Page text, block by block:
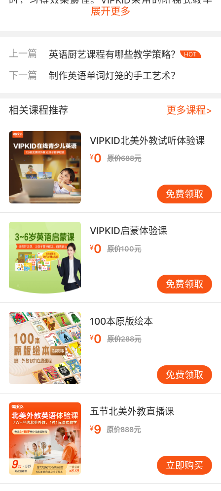
法，将复杂语法分解为200+个微知识点，每个知
录""科技发展报告"等差异化语境，帮助学生建立
（my/mine混淆）、不规则动词（lie/lay误
用）、条件句（if从句时态处理）三类知识点错误
率超过65%。VIPKID自主研发的"错误模式分析
系统"发现，这些失误多源于母语负迁移和机械记
忆。例如"I have done my homework"常被写
成"I have did my homework"，反映出学生对动
词原形还原规则的理解缺失。
针对该现象，VIPKID创新推出"三维纠错法"：通
过动画演示语法规则的形成过程（如动词过去式
演变史），设计"语法诊所"游戏让学生互相诊断
病句，建立"错误档案"跟踪个体进步轨迹。哈佛
大学教育研究院2022年的研究证实，这种将元认
知策略融入语法教学的方式，能使知识留存率提
升47%。
三、互动式教学策略
传统语法教学常陷入"规则讲解-例句背诵"的循环
模式。VIPKID借助AI技术实现教学范式转型：在
时态教学中，虚拟外教会根据学生实时回答动态
调整情境难度，当学生混淆be going to与will
时，系统自动生成"天气预报员播报""旅行计划讨
效率提升3倍。
牛津大学应用语言学教授Michael McCarthy指
出："语法教学应像解剖刀般精准，又如拼图般有
趣。"VIPKID开发的"语法探险岛"项目印证了这一
理念。学生通过修复时空穿越者的语言故障（如
中世纪骑士误用现代时态）、破解外星文明的语
展开更多
上一篇 英语厨艺课程有哪些教学策略？ HOT
下一篇 制作英语单词灯笼的手工艺术？
相关课程推荐 更多课程>
VIPKID北美外教试听体验课
¥0 原价688元
免费领取
VIPKID启蒙体验课
¥0 原价100元
免费领取
100本原版绘本
¥0 原价288元
免费领取
五节北美外教直播课
¥9 原价888元
立即购买